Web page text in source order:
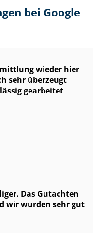
bei Google
wieder hier
sehr überzeugt
gearbeitet
Das Gutachten
wir wurden sehr gut